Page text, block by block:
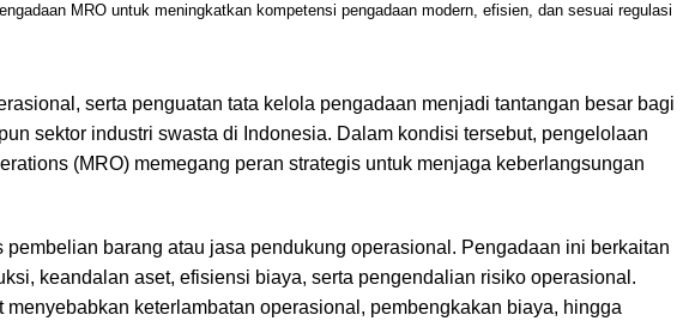
MRO untuk meningkatkan kompetensi pengadaan modern, efisien, dan sesuai regulasi
serta penguatan tata kelola pengadaan menjadi tantangan besar bagi
sektor industri swasta di Indonesia. Dalam kondisi tersebut, pengelolaan
(MRO) memegang peran strategis untuk menjaga keberlangsungan
barang atau jasa pendukung operasional. Pengadaan ini berkaitan
keandalan aset, efisiensi biaya, serta pengendalian risiko operasional.
keterlambatan operasional, pembengkakan biaya, hingga